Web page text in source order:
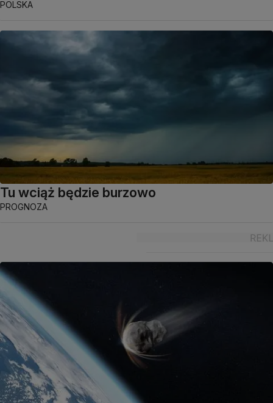
POLSKA
Tu wciąż będzie burzowo
PROGNOZA